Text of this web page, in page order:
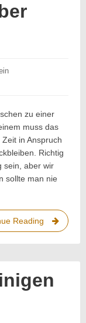
zu einer
muss das
in Anspruch
Richtig
sein, aber wir
sollte man nie
Reading
Fenster
putzen,